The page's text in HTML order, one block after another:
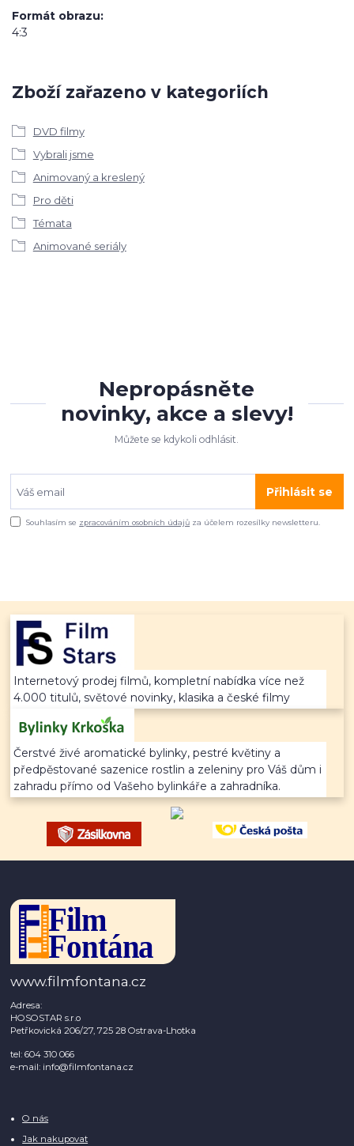
Formát obrazu
4:3
Zboží zařazeno v kategoriích
DVD filmy
Vybrali jsme
Animovaný a kreslený
Pro děti
Témata
Animované seriály
Nepropásněte
novinky, akce a slevy!
Můžete se kdykoli odhlásit.
Přihlásit se
Souhlasím se zpracováním osobních údajů za účelem rozesílky newsletteru.
Internetový prodej filmů, kompletní nabídka více než
4.000 titulů, světové novinky, klasika a české filmy
Čerstvé živé aromatické bylinky, pestré květiny a
předpěstované sazenice rostlin a zeleniny pro Váš dům i
zahradu přímo od Vašeho bylinkáře a zahradníka.
www.filmfontana.cz
Adresa:
HOSOSTAR s.r.o
Petřkovická 206/27, 725 28 Ostrava-Lhotka
tel: 604 310 066
e-mail: info@filmfontana.cz
O nás
Jak nakupovat